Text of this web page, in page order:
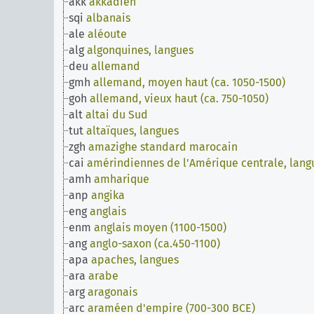
sqi albanais
ale aléoute
alg algonquines, langues
deu allemand
gmh allemand, moyen haut (ca. 1050-1500)
goh allemand, vieux haut (ca. 750-1050)
alt altai du Sud
tut altaïques, langues
zgh amazighe standard marocain
cai amérindiennes de l'Amérique centrale,
amh amharique
anp angika
eng anglais
enm anglais moyen (1100-1500)
ang anglo-saxon (ca.450-1100)
apa apaches, langues
ara arabe
arg aragonais
arc araméen d'empire (700-300 BCE)